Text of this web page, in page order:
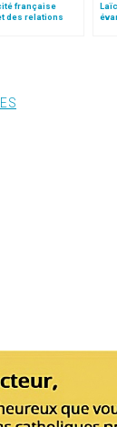
française
des relations